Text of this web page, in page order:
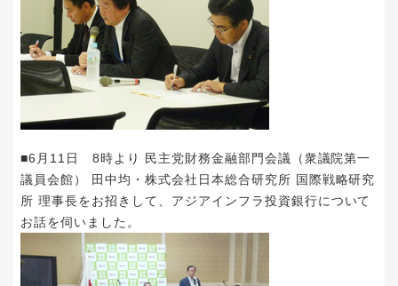
■6月11日 8時より 民主党財務金融部門会議（衆議院第一
議員会館） 田中均・株式会社日本総合研究所 国際戦略研究
所 理事長をお招きして、アジアインフラ投資銀行について
お話を伺いました。